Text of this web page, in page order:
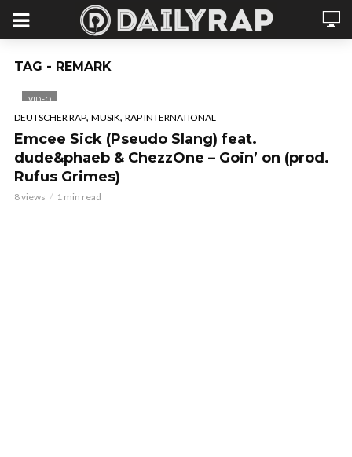
TAG - REMARK
VIDEO
DEUTSCHER RAP, MUSIK, RAP INTERNATIONAL
Emcee Sick (Pseudo Slang) feat.
dude&phaeb & ChezzOne – Goin’ on (prod.
Rufus Grimes)
8 views 1 min read